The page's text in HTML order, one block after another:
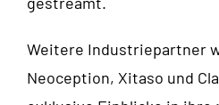
Weitere Industriepartner
Neoception, Xitaso und